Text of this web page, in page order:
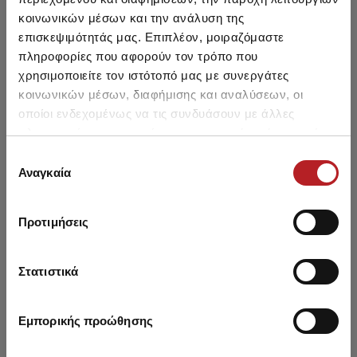
κοινωνικών μέσων και την ανάλυση της
επισκεψιμότητάς μας. Επιπλέον, μοιραζόμαστε
πληροφορίες που αφορούν τον τρόπο που
χρησιμοποιείτε τον ιστότοπό μας με συνεργάτες
κοινωνικών μέσων, διαφήμισης και αναλύσεων, οι
οποίοι ενδεχομένως να τις συνδυάσουν με άλλες
πληροφορίες που τους έχετε παραχωρήσει ή τις οποίες
των υπηρεσιών τους.
συγκατάθεσης
Αναγκαία
Προτιμήσεις
Στατιστικά
Εμπορικής προώθησης
Classic Γυναικείο
Βαμβακερό Brazil Σλιπ
[πλέξη rib 2x2]
8,60 €7,30 €-15%
Classic Γυναικείο
Βαμβακερό Rib 1x1
Κοντομάνικο Φανελάκι
Μοτίφ 2τμχ
21,65 € 18,40 €-15%
Μπορεί να σου αρέσει επίσης
SALE